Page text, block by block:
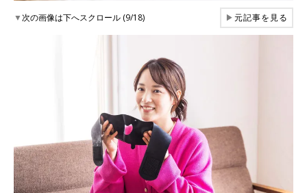
▼次の画像は下へスクロール (9/18) ▶元記事を見る